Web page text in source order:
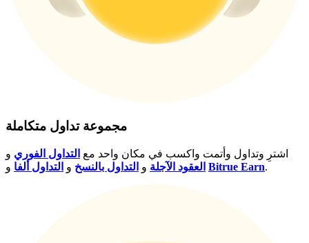
اربح الجوائز والمكافآت الحصرية
مجموعة تداول متكاملة
اشترِ وتداول وأتمت واكسب في مكان واحد مع التداول الفوري و
العقود الآجلة و التداول بالنسخ و التداول ألفا Bitrue Earn.